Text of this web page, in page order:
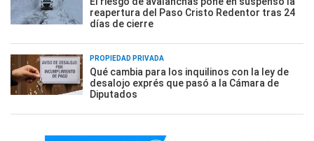
reapertura del Paso Cristo Redentor tras 24
días de cierre
PROPIEDAD PRIVADA
Qué cambia para los inquilinos con la ley de
desalojo exprés que pasó a la Cámara de
Diputados